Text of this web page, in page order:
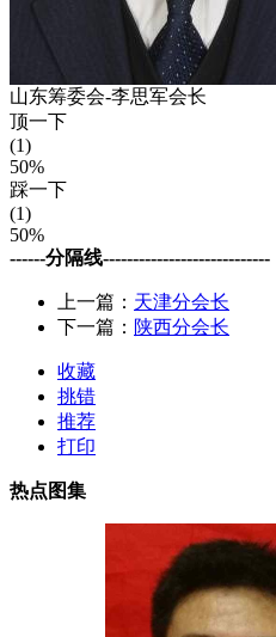
山东筹委会-李思军会长
顶一下
(1)
50%
踩一下
(1)
50%
------分隔线----------------------------
上一篇： 天津分会长
下一篇： 陕西分会长
收藏
挑错
推荐
打印
热点图集